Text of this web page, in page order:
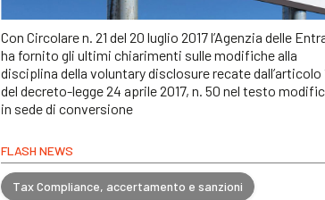
Con Circolare n. 21 del 20 luglio 2017 l’Agenzia delle
ha fornito gli ultimi chiarimenti sulle modifiche alla
disciplina della voluntary disclosure recate dall’articolo
del decreto-legge 24 aprile 2017, n. 50 nel testo
in sede di conversione
FLASH NEWS
Tax Compliance, accertamento e sanzioni